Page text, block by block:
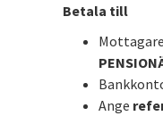
Betala till
Mottagare
Ange